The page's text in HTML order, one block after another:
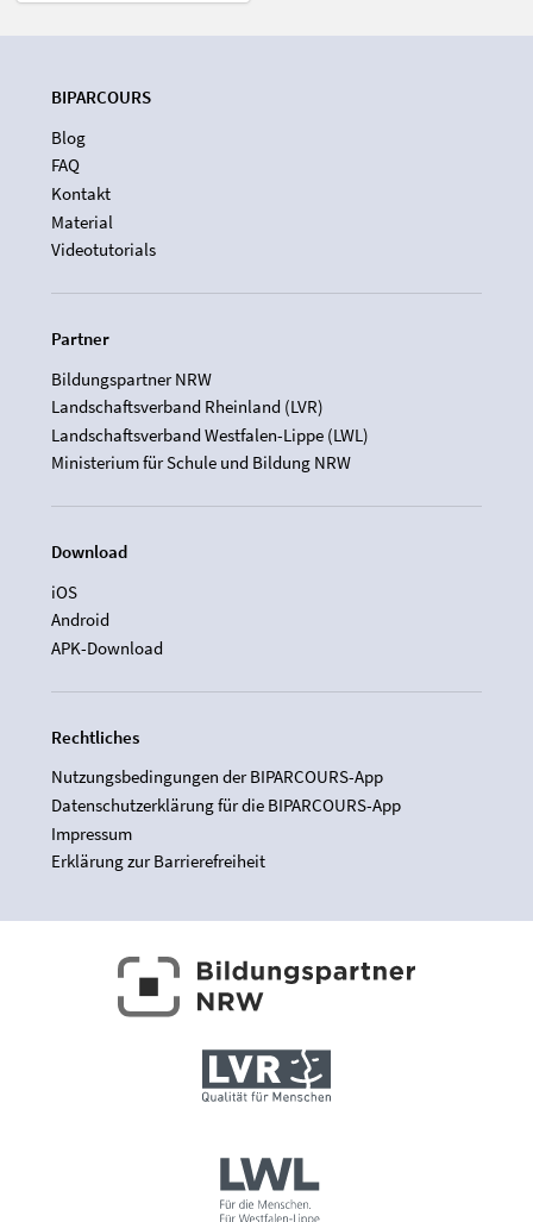
BIPARCOURS
Blog
FAQ
Kontakt
Material
Videotutorials
Partner
Bildungspartner NRW
Landschaftsverband Rheinland (LVR)
Landschaftsverband Westfalen-Lippe (LWL)
Ministerium für Schule und Bildung NRW
Download
iOS
Android
APK-Download
Rechtliches
Nutzungsbedingungen der BIPARCOURS-App
Datenschutzerklärung für die BIPARCOURS-App
Impressum
Erklärung zur Barrierefreiheit